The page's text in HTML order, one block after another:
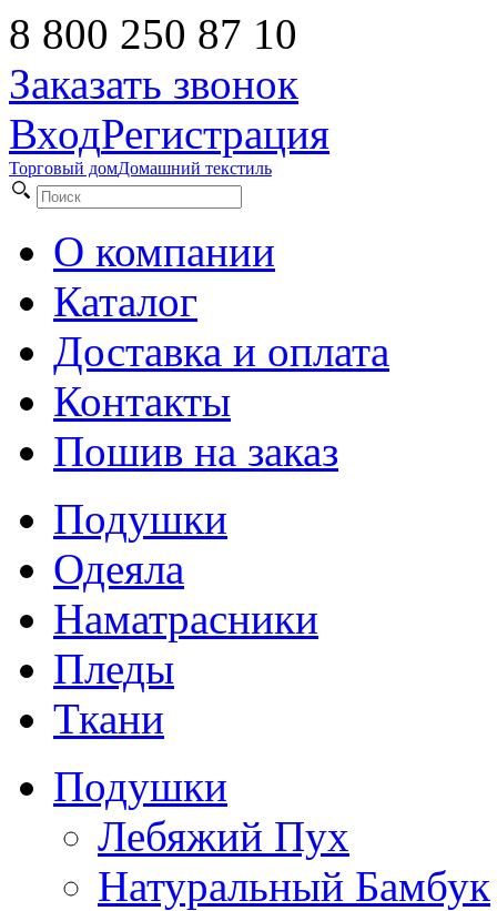
8 800 250 87 10
Заказать звонок
ВходРегистрация
Торговый домДомашний текстиль
О компании
Каталог
Доставка и оплата
Контакты
Пошив на заказ
Подушки
Одеяла
Наматрасники
Пледы
Ткани
Подушки
Лебяжий Пух
Натуральный Бамбук